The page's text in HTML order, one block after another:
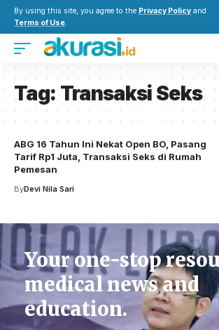
By using this site, you agree to the Privacy Policy and
Terms of Use.
Tag:Transaksi Seks
ABG 16 Tahun Ini Nekat Open BO, Pasang
Tarif Rp1 Juta, Transaksi Seks di Rumah
Pemesan
ByDevi Nila Sari
Your one-stop
medical news and
education.